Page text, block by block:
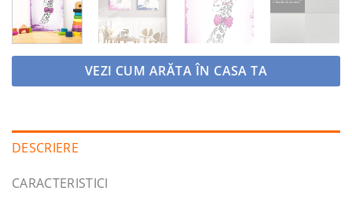
VEZI CUM ARĂTA ÎN CASA TA
DESCRIERE
CARACTERISTICI